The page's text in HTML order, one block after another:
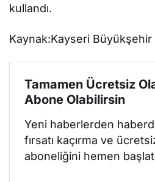
kullandı.
Kaynak:Kayseri
Tamamen Ücretsiz
Abone Olabilirsin
Yeni haberlerden
fırsatı kaçırma ve
aboneliğini hemen